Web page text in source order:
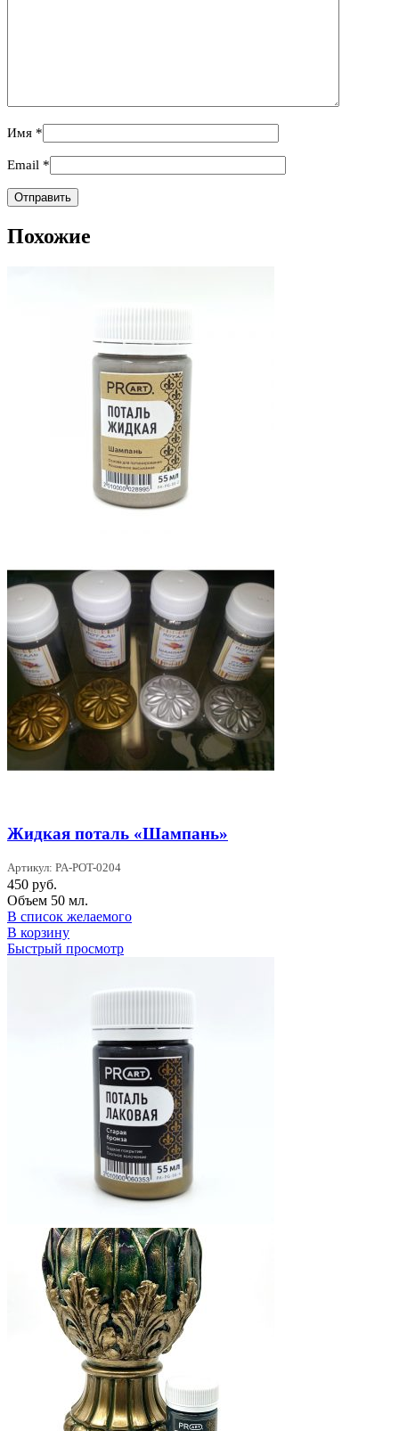
Имя *
Email *
Похожие
Жидкая поталь «Шампань»
Артикул: PA-POT-0204
450 руб.
Объем 50 мл.
В список желаемого
В корзину
Быстрый просмотр